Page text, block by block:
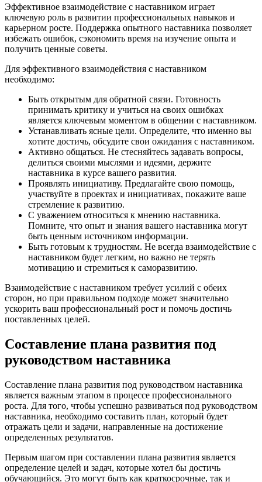
Эффективное взаимодействие с наставником играет
ключевую роль в развитии профессиональных навыков и
карьерном росте. Поддержка опытного наставника позволяет
избежать ошибок, сэкономить время на изучение опыта и
получить ценные советы.
Для эффективного взаимодействия с наставником
необходимо:
Быть открытым для обратной связи. Готовность
принимать критику и учиться на своих ошибках
является ключевым моментом в общении с наставником.
Устанавливать ясные цели. Определите, что именно вы
хотите достичь, обсудите свои ожидания с наставником.
Активно общаться. Не стесняйтесь задавать вопросы,
делиться своими мыслями и идеями, держите
наставника в курсе вашего развития.
Проявлять инициативу. Предлагайте свою помощь,
участвуйте в проектах и инициативах, покажите ваше
стремление к развитию.
С уважением относиться к мнению наставника.
Помните, что опыт и знания вашего наставника могут
быть ценным источником информации.
Быть готовым к трудностям. Не всегда взаимодействие с
наставником будет легким, но важно не терять
мотивацию и стремиться к саморазвитию.
Взаимодействие с наставником требует усилий с обеих
сторон, но при правильном подходе может значительно
ускорить ваш профессиональный рост и помочь достичь
поставленных целей.
Составление плана развития под
руководством наставника
Составление плана развития под руководством наставника
является важным этапом в процессе профессионального
роста. Для того, чтобы успешно развиваться под руководством
наставника, необходимо составить план, который будет
отражать цели и задачи, направленные на достижение
определенных результатов.
Первым шагом при составлении плана развития является
определение целей и задач, которые хотел бы достичь
обучающийся. Это могут быть как краткосрочные, так и